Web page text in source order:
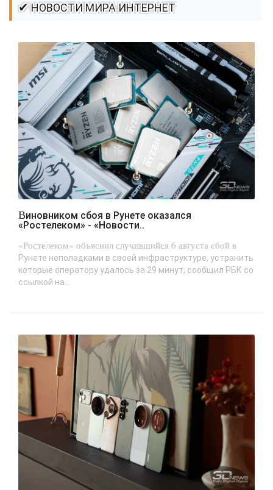
✔ НОВОСТИ МИРА ИНТЕРНЕТ
Виновником сбоя в Рунете оказался
«Ростелеком» - «Новости..
«Ростелеком» объяснил случившийся 6 августа сбой в
Рунете неполадками в своей инфраструктуре, устранить
которые оператору удалось за 29 минут, сообщил РБК со
ссылкой на...